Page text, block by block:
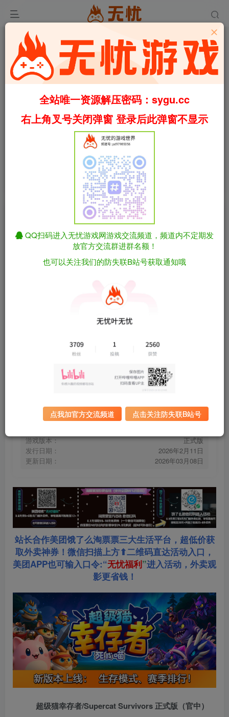
00:00/02:13 speed
超级猫幸存者/Supercat Survivors 正式版（官
免费资源
超级猫幸存者/Supercat Survivors 正式版（官
有问题看网站顶部解压运
迅雷下载
全站统一解压密码：
百度下载 UC下载
游戏大小：
873MB
游戏版本：
正式版
发行日期：
2026年2月11日
更新日期：
2026年03月08日
站长合作美团饿了么淘票票三大生活平台，超低价获
取外卖神券！微信扫描上方⬆二维码直达活动入口，
美团APP也可输入口令:“无忧福利”进入活动，外卖观
影更省钱！
超级猫幸存者/Supercat Survivors 正式版（官中）
全站唯一资源解压密码：sygu.cc
右上角叉号关闭弹窗 登录后此弹窗不显示
QQ扫码进入无忧游戏网游戏交流频道，频道内不定期发
放官方交流群进群名额！
也可以关注我们的防失联B站号获取通知哦
点我加官方交流频道 点击关注防失联B站号